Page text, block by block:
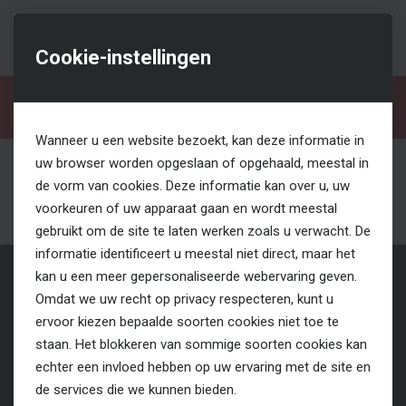
Verkoop
Cookie-instellingen
Wanneer u een website bezoekt, kan deze informatie in
uw browser worden opgeslaan of opgehaald, meestal in
de vorm van cookies. Deze informatie kan over u, uw
voorkeuren of uw apparaat gaan en wordt meestal
gebruikt om de site te laten werken zoals u verwacht. De
informatie identificeert u meestal niet direct, maar het
kan u een meer gepersonaliseerde webervaring geven.
Omdat we uw recht op privacy respecteren, kunt u
ervoor kiezen bepaalde soorten cookies niet toe te
staan. Het blokkeren van sommige soorten cookies kan
echter een invloed hebben op uw ervaring met de site en
de services die we kunnen bieden.
Swinnen Hoogwerksystemen
Hasseltweg 284
3600 Genk